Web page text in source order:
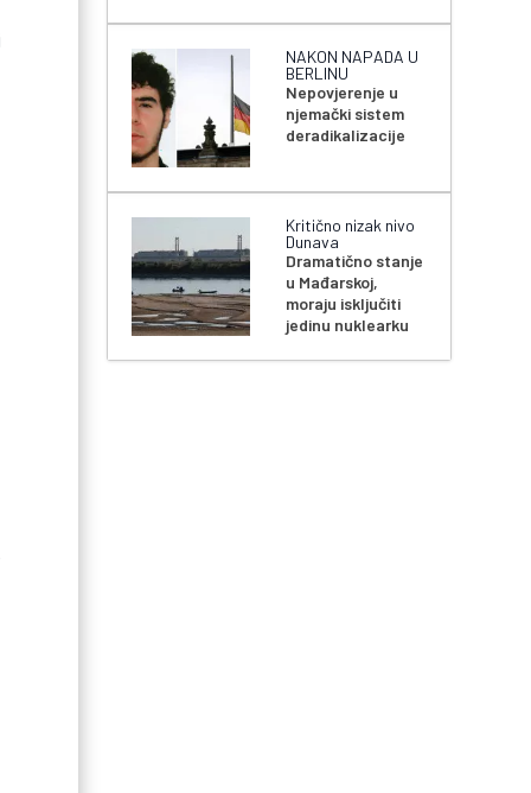
NAKON NAPADA U
BERLINU
Nepovjerenje u
njemački sistem
deradikalizacije
Kritično nizak nivo
Dunava
Dramatično stanje
u Mađarskoj,
moraju isključiti
jedinu nuklearku